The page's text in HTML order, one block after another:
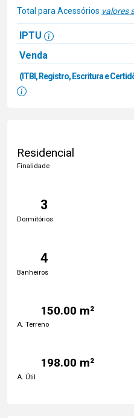
Total para Acessórios valores
IPTU
Venda
(ITBI, Registro, Escritura e
Residencial
Finalidade
3
Dormitórios
4
Banheiros
150.00 m²
A. Terreno
198.00 m²
A. Útil